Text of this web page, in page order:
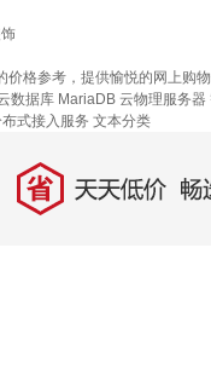
格参考，提供愉悦的网上购物
数据库 MariaDB 云物理服务器
式接入服务 文本分类
省 天天低价，畅选